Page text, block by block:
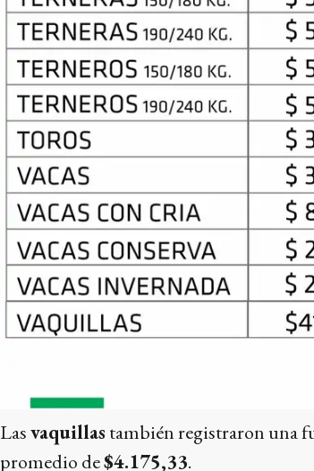
Lasvaquillas también registraron una
promedio de$4.175,33.